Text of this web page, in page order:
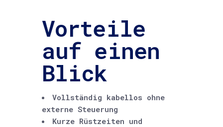
Vorteile
auf einen
Blick
Vollständig kabellos ohne
externe Steuerung
Kurze Rüstzeiten und